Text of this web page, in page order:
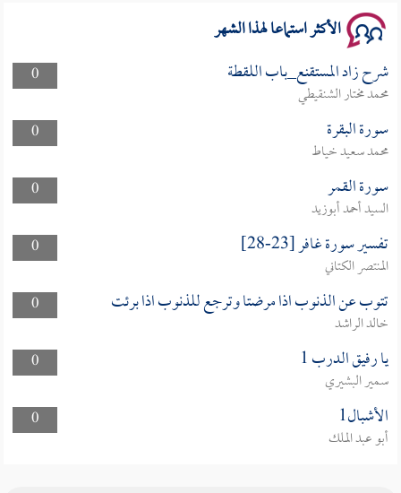
الأكثر استماعا لهذا الشهر
0 شرح زاد المستقنع_باب اللقطة
محمد مختار الشنقيطي
0
سورة البقرة
محمد سعيد خياط
0
سورة القمر
السيد أحمد أبوزيد
0
تفسير سورة غافر [23-28]
المنتصر الكتاني
0
تتوب عن الذنوب اذا مرضتا وترجع للذنوب اذا برئت
خالد الراشد
0
يا رفيق الدرب 1
سمير البشيري
0
الأشبال1
أبو عبد الملك